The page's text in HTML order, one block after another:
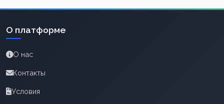
О платформе
О нас
Контакты
Условия